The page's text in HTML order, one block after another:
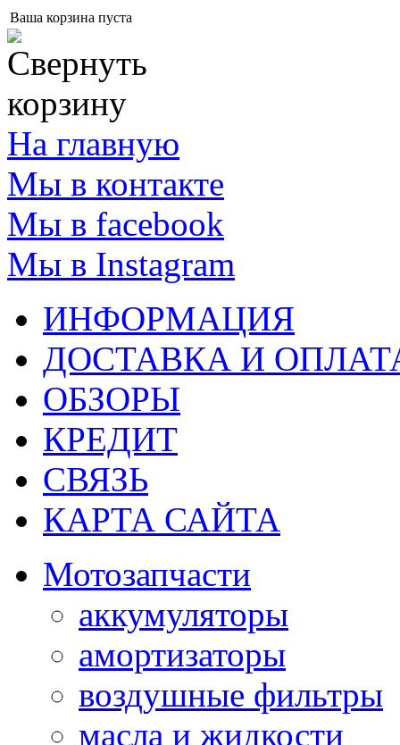
Ваша корзина пуста
На главную
Мы в контакте
Мы в facebook
Мы в Instagram
ИНФОРМАЦИЯ
ДОСТАВКА И
ОБЗОРЫ
КРЕДИТ
СВЯЗЬ
КАРТА САЙТА
Мотозапчасти
аккумуляторы
амортизаторы
воздушные фильтры
масла и жидкости